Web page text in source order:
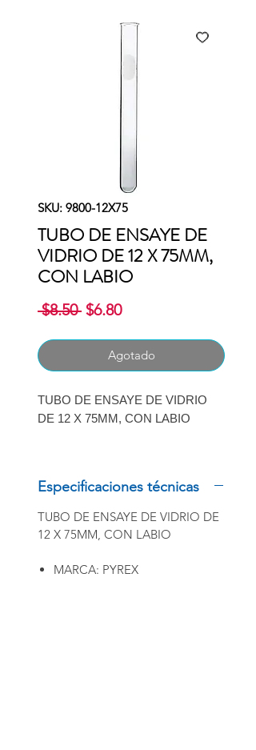
SKU: 9800-12X75
TUBO DE ENSAYE DE
VIDRIO DE 12 X 75MM,
CON LABIO
$8.50 Precio
$6.80Precio
oferta
Agotado
TUBO DE ENSAYE DE VIDRIO
DE 12 X 75MM, CON LABIO
Especificaciones técnicas
TUBO DE ENSAYE DE VIDRIO DE
12 X 75MM, CON LABIO
MARCA: PYREX